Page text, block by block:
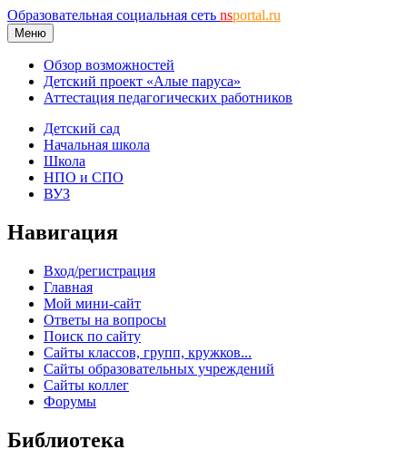
Образовательная социальная сеть nsportal.ru
Меню
Обзор возможностей
Детский проект «Алые паруса»
Аттестация педагогических работников
Детский сад
Начальная школа
Школа
НПО и СПО
ВУЗ
Навигация
Вход/регистрация
Главная
Мой мини-сайт
Ответы на вопросы
Поиск по сайту
Сайты классов, групп, кружков...
Сайты образовательных учреждений
Сайты коллег
Форумы
Библиотека